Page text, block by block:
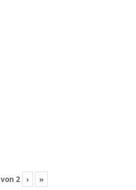
von 2 › »